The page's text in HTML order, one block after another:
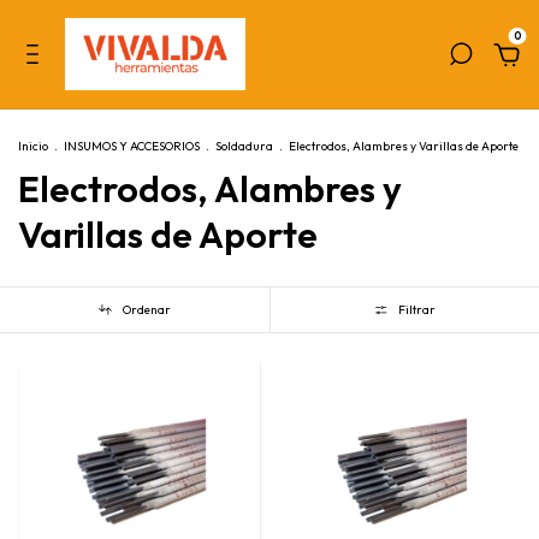
0
Inicio . INSUMOS Y ACCESORIOS . Soldadura . Electrodos, Alambres y Varillas de Aporte
Electrodos, Alambres y
Varillas de Aporte
Ordenar Filtrar